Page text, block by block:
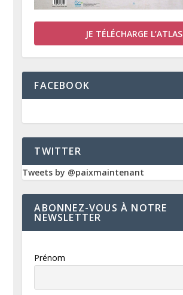
JE TÉLÉCHARGE L’ATLAS
FACEBOOK
TWITTER
Tweets by @paixmaintenant
ABONNEZ-VOUS À NOTRE
NEWSLETTER
Prénom